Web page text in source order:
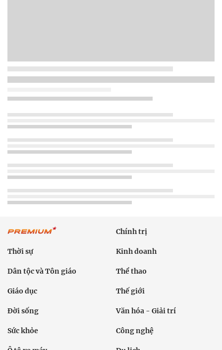
Chính trị
Thời sự Kinh doanh
Dân tộc và Tôn giáo Thể thao
Giáo dục Thế giới
Đời sống Văn hóa - Giải trí
Sức khỏe Công nghệ